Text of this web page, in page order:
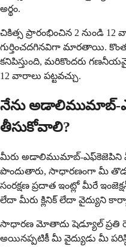
అర్థం.
చికిత్స ప్రారంభించిన 2 నుండి
గుర్తించదగినవిగా మారతాయి.
కనిపిస్తుంది, మరికొందరు
12 వారాలు పట్టవచ్చు.
నేను అడాలిముమాబ్-
తీసుకోవాలి?
మీరు అడాలిముమాబ్-ఎఫ్‌కెజెపిని మీ
పొందుతారు, సాధారణంగా మీ తొడ
సంరక్షణ ప్రదాత ఇంట్లో మీరే
లేదా మీరు క్లినిక్ లేదా వైద్యుని
సాధారణ మోతాదు షెడ్యూల్ ప్రతి
అయినప్పటికీ మీ వైద్యుడు మీ